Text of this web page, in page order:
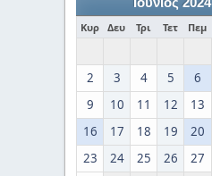
Κυρ Δευ Τρι Τετ Πεμ
2
3 4 5 6
9
10 11 12 13
16
17 18 19 20
23
24 25 26 27